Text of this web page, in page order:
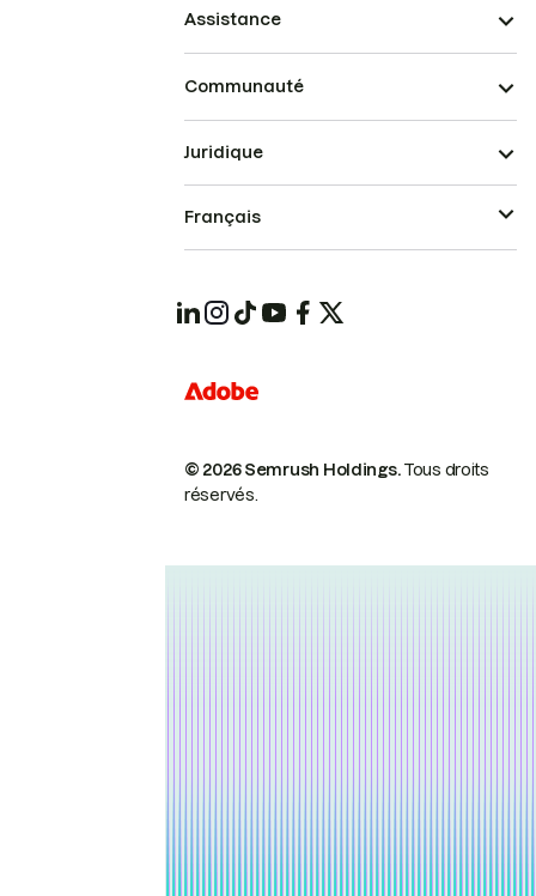
Assistance
Communauté
© 2026 Semrush Holdings.Tous droits
réservés.
Juridique
Français